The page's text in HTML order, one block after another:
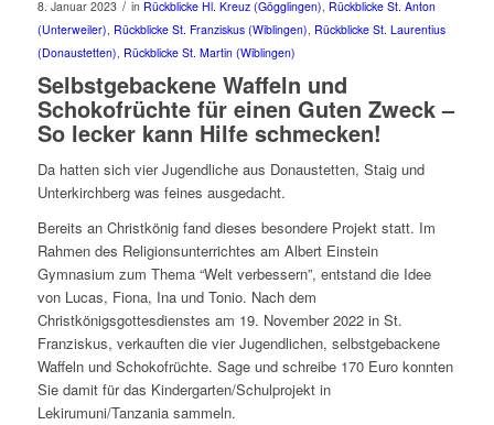
8. Januar 2023 / in Rückblicke Hl. Kreuz (Gögglingen), Rückblicke St. Anton
(Unterweiler), Rückblicke St. Franziskus (Wiblingen), Rückblicke St. Laurentius
(Donaustetten), Rückblicke St. Martin (Wiblingen)
Selbstgebackene Waffeln und
Schokofrüchte für einen Guten Zweck –
So lecker kann Hilfe schmecken!
Da hatten sich vier Jugendliche aus Donaustetten, Staig und
Unterkirchberg was feines ausgedacht.
Bereits an Christkönig fand dieses besondere Projekt statt. Im
Rahmen des Religionsunterrichtes am Albert Einstein
Gymnasium zum Thema “Welt verbessern”, entstand die Idee
von Lucas, Fiona, Ina und Tonio. Nach dem
Christkönigsgottesdienstes am 19. November 2022 in St.
Franziskus, verkauften die vier Jugendlichen, selbstgebackene
Waffeln und Schokofrüchte. Sage und schreibe 170 Euro konnten
Sie damit für das Kindergarten/Schulprojekt in
Lekirumuni/Tanzania sammeln.